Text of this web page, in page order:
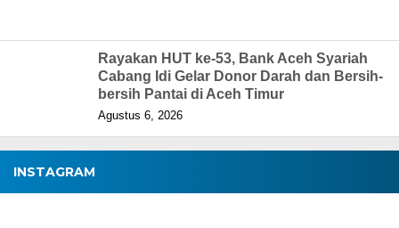
Rayakan HUT ke-53, Bank Aceh Syariah
Cabang Idi Gelar Donor Darah dan Bersih-
bersih Pantai di Aceh Timur
Agustus 6, 2026
INSTAGRAM